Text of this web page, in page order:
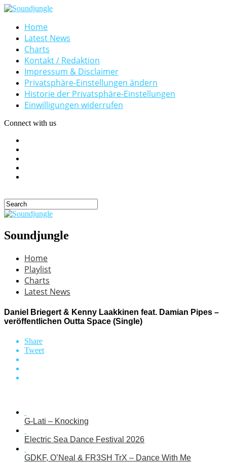
Home
Latest News
Charts
Kontakt / Redaktion
Impressum & Disclaimer
Privatsphäre-Einstellungen ändern
Historie der Privatsphäre-Einstellungen
Einwilligungen widerrufen
Connect with us
Soundjungle
Home
Playlist
Charts
Latest News
Daniel Briegert & Kenny Laakkinen feat. Damian Pipes –
veröffentlichen Outta Space (Single)
Share
Tweet
G-Lati – Knocking
Electric Sea Dance Festival 2026
GDKF, O’Neal & FR3SH TrX – Dance With Me